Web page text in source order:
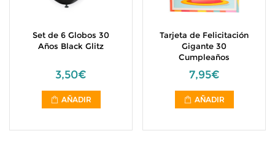
Set de 6 Globos 30
Años Black Glitz
3,50€
AÑADIR
Tarjeta de Felicitación
Gigante 30
Cumpleaños
7,95€
AÑADIR